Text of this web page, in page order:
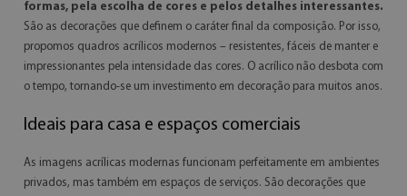
formas, pela escolha de cores e pelos detalhes interessantes.
São as decorações que definem o caráter final da composição. Por isso,
propomos quadros acrílicos modernos – resistentes, fáceis de manter e
impressionantes pela intensidade das cores. O acrílico não desbota com
o tempo, tornando-se um investimento em decoração para muitos anos.
Ideais para casa e espaços comerciais
As imagens acrílicas modernas funcionam perfeitamente em ambientes
privados, mas também em espaços de serviços. São decorações que